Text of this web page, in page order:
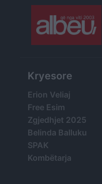
Kryesore
Erion Veliaj
Free Esim
Zgjedhjet 2025
Belinda Balluku
SPAK
Kombëtarja